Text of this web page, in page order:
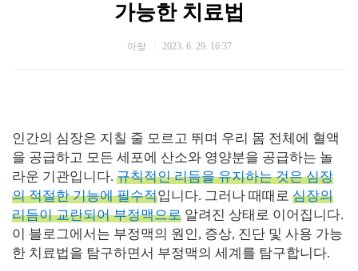
가능한 치료법
아랑 2023. 6. 29. 16:37
인간의 심장은 지칠 줄 모르고 뛰며 우리 몸 전체에 혈액
을 공급하고 모든 세포에 산소와 영양분을 공급하는 놀
라운 기관입니다. 규칙적인 리듬을 유지하는 것은 심장
의 적절한 기능에 필수적입니다. 그러나 때때로 심장의
리듬이 교란되어 부정맥으로 알려진 상태로 이어집니다.
이 블로그에서는 부정맥의 원인, 증상, 진단 및 사용 가능
한 치료법을 탐구하면서 부정맥의 세계를 탐구합니다.